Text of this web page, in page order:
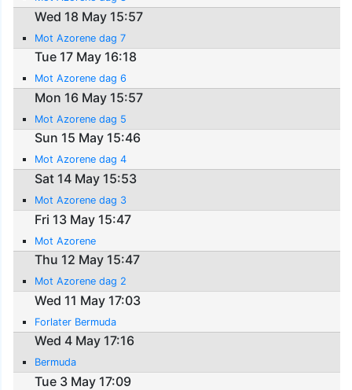
Wed 18 May 15:57
Mot Azorene dag 7
Tue 17 May 16:18
Mot Azorene dag 6
Mon 16 May 15:57
Mot Azorene dag 5
Sun 15 May 15:46
Mot Azorene dag 4
Sat 14 May 15:53
Mot Azorene dag 3
Fri 13 May 15:47
Mot Azorene
Thu 12 May 15:47
Mot Azorene dag 2
Wed 11 May 17:03
Forlater Bermuda
Wed 4 May 17:16
Bermuda
Tue 3 May 17:09